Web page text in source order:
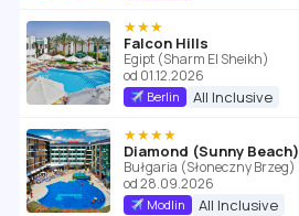
★★★
Falcon Hills
Egipt (Sharm El Sheikh)
od 01.12.2026
Berlin All Inclusive
★★★★
Diamond (Sunny Beach)
Bułgaria (Słoneczny Brzeg)
od 28.09.2026
Modlin All Inclusive